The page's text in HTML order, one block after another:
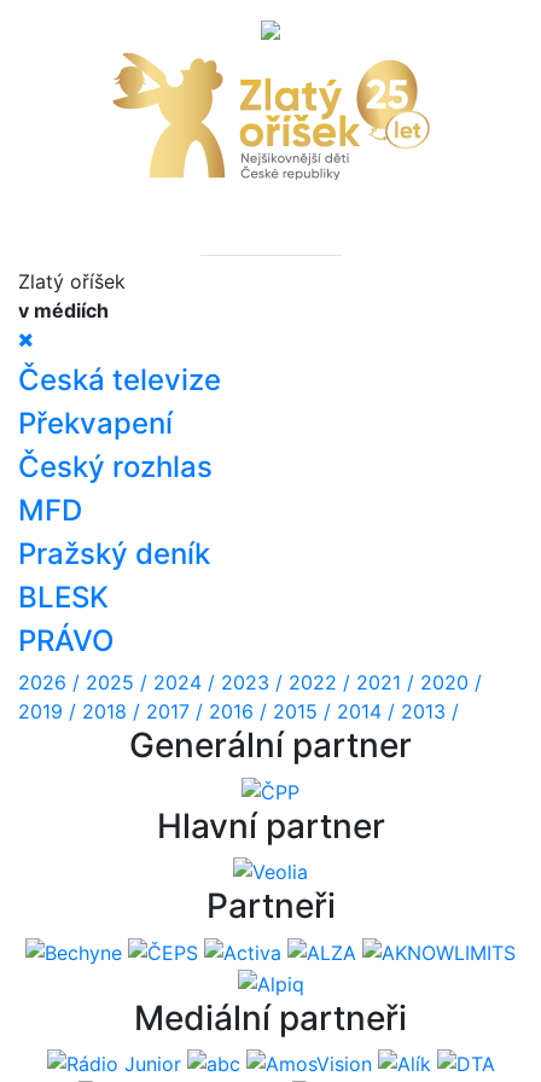
Zlatý oříšek
v médiích
Česká televize
Překvapení
Český rozhlas
MFD
Pražský deník
BLESK
PRÁVO
2026 / 2025 / 2024 / 2023 / 2022 / 2021 / 2020 /
2019 / 2018 / 2017 / 2016 / 2015 / 2014 / 2013 /
Generální partner
Hlavní partner
Partneři
Mediální partneři